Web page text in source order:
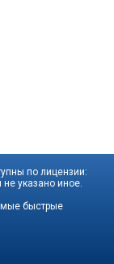
по лицензии:
не указано иное.
быстрые